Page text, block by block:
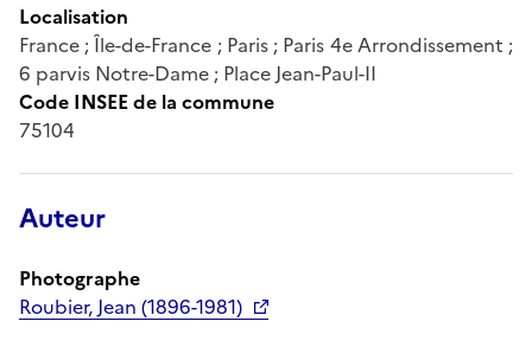
Localisation
France ; Île-de-France ; Paris ; Paris 4e Arrondissement ;
6 parvis Notre-Dame ; Place Jean-Paul-II
Code INSEE de la commune
75104
Auteur
Photographe
Roubier, Jean (1896-1981)